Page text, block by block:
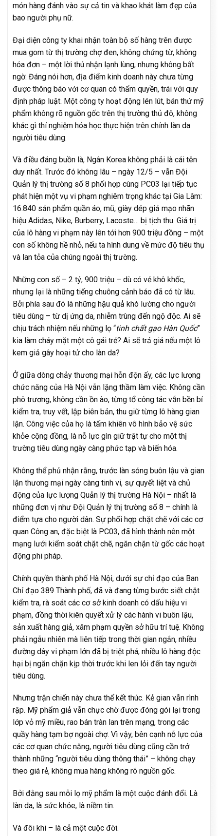
món hàng đánh vào sự cả tin và khao khát làm đẹp của
bao người phụ nữ.
Đại diện công ty khai nhận toàn bộ số hàng trên được
mua gom từ thị trường chợ đen, không chứng từ, không
hóa đơn – một lời thú nhận lạnh lùng, nhưng không bất
ngờ. Đáng nói hơn, địa điểm kinh doanh này chưa từng
được thông báo với cơ quan có thẩm quyền, trái với quy
định pháp luật. Một công ty hoạt động lén lút, bán thứ mỹ
phẩm không rõ nguồn gốc trên thị trường thủ đô, không
khác gì thí nghiệm hóa học thực hiện trên chính làn da
người tiêu dùng.
Và điều đáng buồn là, Ngân Korea không phải là cái tên
duy nhất. Trước đó không lâu – ngày 12/5 – vẫn Đội
Quản lý thị trường số 8 phối hợp cùng PC03 lại tiếp tục
phát hiện một vụ vi phạm nghiêm trọng khác tại Gia Lâm:
16.840 sản phẩm quần áo, mũ, giày dép giả mạo nhãn
hiệu Adidas, Nike, Burberry, Lacoste… bị tịch thu. Giá trị
của lô hàng vi phạm này lên tới hơn 900 triệu đồng – một
con số không hề nhỏ, nếu ta hình dung về mức độ tiêu thụ
và lan tỏa của chúng ngoài thị trường.
Những con số – 2 tỷ, 900 triệu – dù có vẻ khô khốc,
nhưng lại là những tiếng chuông cảnh báo đã có từ lâu.
Bởi phía sau đó là những hậu quả khó lường cho người
tiêu dùng – từ dị ứng da, nhiễm trùng đến ngộ độc. Ai sẽ
chịu trách nhiệm nếu những lọ “tinh chất gạo Hàn Quốc”
kia làm cháy mặt một cô gái trẻ? Ai sẽ trả giá nếu một lô
kem giả gây hoại tử cho làn da?
Ở giữa dòng chảy thương mại hỗn độn ấy, các lực lượng
chức năng của Hà Nội vẫn lặng thầm làm việc. Không cần
phô trương, không cần ồn ào, từng tổ công tác vẫn bền bỉ
kiểm tra, truy vết, lập biên bản, thu giữ từng lô hàng gian
lận. Công việc của họ là tấm khiên vô hình bảo vệ sức
khỏe cộng đồng, là nỗ lực gìn giữ trật tự cho một thị
trường tiêu dùng ngày càng phức tạp và biến hóa.
Không thể phủ nhận rằng, trước làn sóng buôn lậu và gian
lận thương mại ngày càng tinh vi, sự quyết liệt và chủ
động của lực lượng Quản lý thị trường Hà Nội – nhất là
những đơn vị như Đội Quản lý thị trường số 8 – chính là
điểm tựa cho người dân. Sự phối hợp chặt chẽ với các cơ
quan Công an, đặc biệt là PC03, đã hình thành nên một
mạng lưới kiểm soát chặt chẽ, ngăn chặn từ gốc các hoạt
động phi pháp.
Chính quyền thành phố Hà Nội, dưới sự chỉ đạo của Ban
Chỉ đạo 389 Thành phố, đã và đang từng bước siết chặt
kiểm tra, rà soát các cơ sở kinh doanh có dấu hiệu vi
phạm, đồng thời kiên quyết xử lý các hành vi buôn lậu,
sản xuất hàng giả, xâm phạm quyền sở hữu trí tuệ. Không
phải ngẫu nhiên mà liên tiếp trong thời gian ngắn, nhiều
đường dây vi phạm lớn đã bị triệt phá, nhiều lô hàng độc
hại bị ngăn chặn kịp thời trước khi len lỏi đến tay người
tiêu dùng.
Nhưng trận chiến này chưa thể kết thúc. Kẻ gian vẫn rình
rập. Mỹ phẩm giả vẫn chực chờ được đóng gói lại trong
lớp vỏ mỹ miều, rao bán tràn lan trên mạng, trong các
quầy hàng tạm bợ ngoài chợ. Vì vậy, bên cạnh nỗ lực của
các cơ quan chức năng, người tiêu dùng cũng cần trở
thành những “người tiêu dùng thông thái” – không chạy
theo giá rẻ, không mua hàng không rõ nguồn gốc.
Bởi đằng sau mỗi lọ mỹ phẩm là một cuộc đánh đổi. Là
làn da, là sức khỏe, là niềm tin.
Và đôi khi – là cả một cuộc đời.